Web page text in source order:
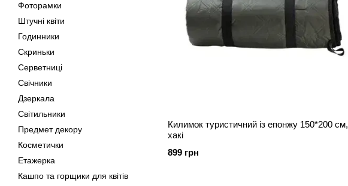
Килимок туристичний із епонжу 150*200 см,
хакі
899 грн
Фоторамки
Штучні квіти
Годинники
Скриньки
Серветниці
Свічники
Дзеркала
Світильники
Предмет декору
Косметички
Етажерка
Кашпо та горщики для квітів